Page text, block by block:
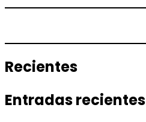
Recientes
Entradas recientes